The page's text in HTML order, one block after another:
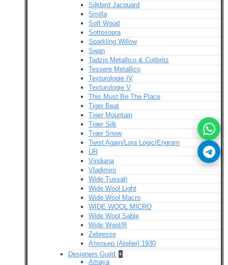
Silkbird Jacquard
Smilla
Soft Wood
Sottosopra
Sparkling Willow
Swan
Tadzio Metallico & Colibritz
Tessere Metallico
Texturologie IV
Texturologie V
This Must Be The Place
Tiger Beat
Tiger Mountain
Tiger Silk
Tiger Snow
Twist Again/Lora Logic/Engram
UR
Viridiana
Vladimiro
Wide Tussah
Wide Wool Light
Wide Wool Macro
WIDE WOOL MICRO
Wide Wool Sable
Wide Wool/R
Zebresse
Ательер (Atelier) 1930
Designers Guild +
Amaya